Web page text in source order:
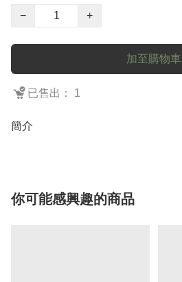
−
+
加至購物車
已售出： 1
簡介
你可能感興趣的商品